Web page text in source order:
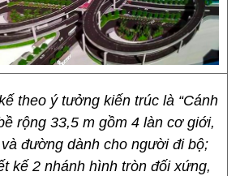
theo ý tưởng kiến trúc là “Cánh
rộng 33,5 m gồm 4 làn cơ giới,
đường dành cho người đi bộ;
kế 2 nhánh hình tròn đối xứng,